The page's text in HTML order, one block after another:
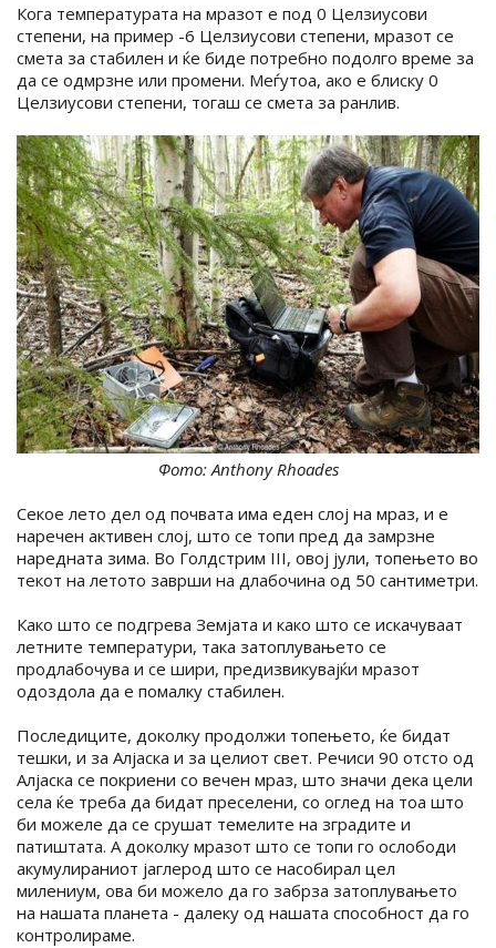
Кога температурата на мразот е под 0 Целзиусови
степени, на пример -6 Целзиусови степени, мразот се
смета за стабилен и ќе биде потребно подолго време за
да се одмрзне или промени. Меѓутоа, ако е блиску 0
Целзиусови степени, тогаш се смета за ранлив.
Фото: Anthony Rhoades
Секое лето дел од почвата има еден слој на мраз, и е
наречен активен слој, што се топи пред да замрзне
наредната зима. Во Голдстрим III, овој јули, топењето во
текот на летото заврши на длабочина од 50 сантиметри.
Како што се подгрева Земјата и како што се искачуваат
летните температури, така затоплувањето се
продлабочува и се шири, предизвикувајќи мразот
одоздола да е помалку стабилен.
Последиците, доколку продолжи топењето, ќе бидат
тешки, и за Алјаска и за целиот свет. Речиси 90 отсто од
Алјаска се покриени со вечен мраз, што значи дека цели
села ќе треба да бидат преселени, со оглед на тоа што
би можеле да се срушат темелите на зградите и
патиштата. А доколку мразот што се топи го ослободи
акумулираниот јаглерод што се насобирал цел
милениум, ова би можело да го забрза затоплувањето
на нашата планета - далеку од нашата способност да го
контролираме.